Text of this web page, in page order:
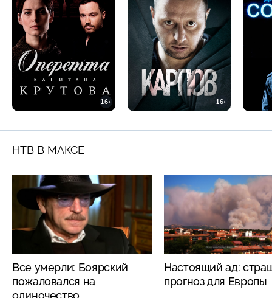
16+ 16+
НТВ В МАКСЕ
Все умерли: Боярский
пожаловался на
одиночество
Настоящий ад:
прогноз для Европы